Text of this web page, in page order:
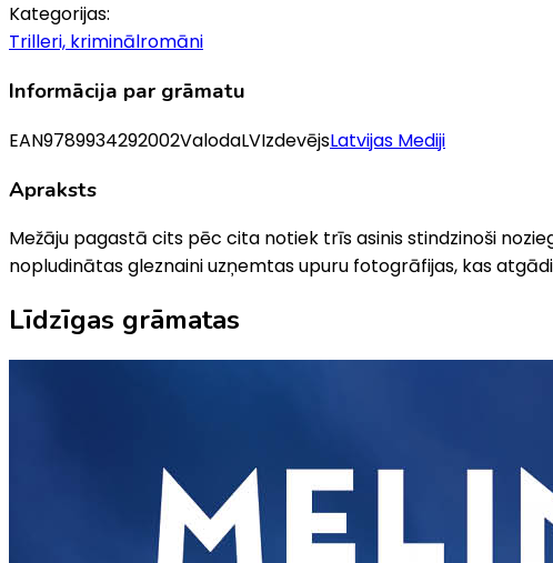
Kategorijas:
Trilleri, kriminālromāni
Informācija par grāmatu
EAN9789934292002ValodaLVIzdevējsLatvijas Mediji
Apraksts
Mežāju pagastā cits pēc cita notiek trīs asinis stindzinoši
nopludinātas gleznaini uzņemtas upuru fotogrāfijas, kas
Līdzīgas grāmatas